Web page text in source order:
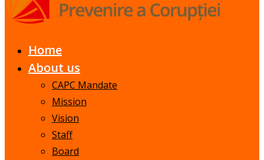
Home
About us
CAPC Mandate
Mission
Vision
Staff
Board